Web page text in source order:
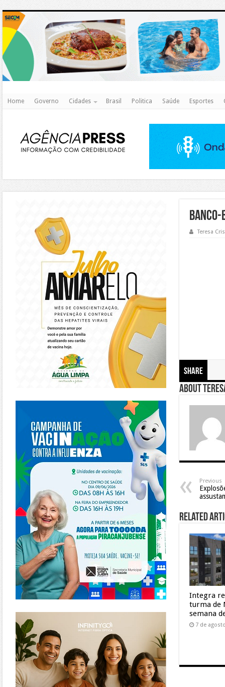
Home Governo Cidades Brasil Politica Saúde Esportes
Teresa
Share
About
Previous
Related
Integra
turma de
semana
7 de
https://piracanjuba.go.gov.br/
https://www.infinitygo.com.br/